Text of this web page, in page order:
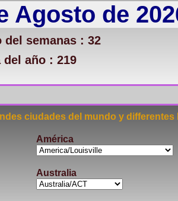
Agosto de
del semanas : 32
del año : 219
ciudades del mundo y
América
Australia